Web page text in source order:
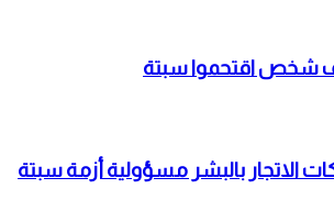
الاتجار بالبشر مسؤولية أزمة سبتة